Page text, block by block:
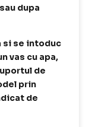
dupa
si se intoduc
vas cu apa,
de
prin
de